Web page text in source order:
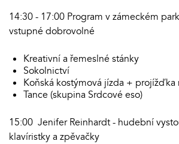
14:30 - 17:00 Program v zámeckém
vstupné dobrovolné
Kreativní a řemeslné stánky
Sokolnictví
Koňská kostýmová jízda + projížďka
Tance (skupina Srdcové eso)
15:00 Jenifer Reinhardt - hudební
klavíristky a zpěvačky